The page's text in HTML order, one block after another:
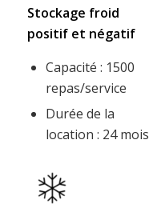
Stockage froid
positif et négatif
Capacité : 1500
repas/service
Durée de la
location : 24 mois